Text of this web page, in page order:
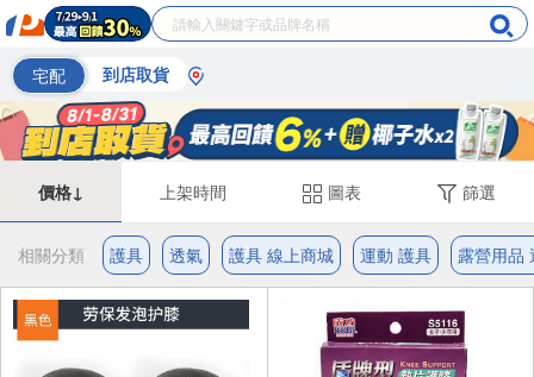
宅配 到店取貨
價格↓ 上架時間 圖表 篩選
相關分類 護具 透氣 護具 線上商城 運動 護具 露營用品